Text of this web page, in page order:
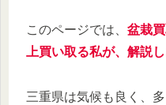
このページでは、 盆栽
上買い取る私が、解説し
三重県は気候も良く、